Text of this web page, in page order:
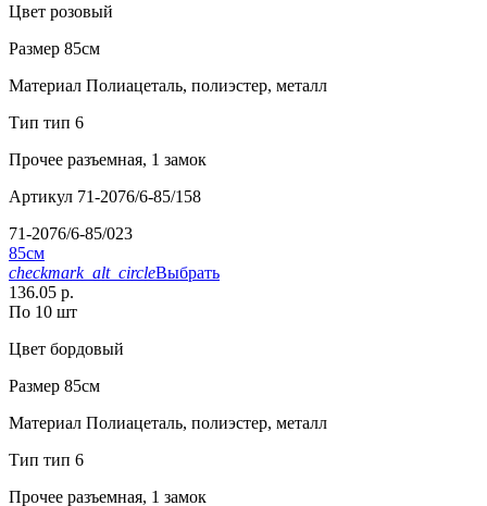
Цвет розовый
Размер 85см
Материал Полиацеталь, полиэстер, металл
Тип тип 6
Прочее разъемная, 1 замок
Артикул 71-2076/6-85/158
71-2076/6-85/023
85см
checkmark_alt_circleВыбрать
136.05 р.
По 10 шт
Цвет бордовый
Размер 85см
Материал Полиацеталь, полиэстер, металл
Тип тип 6
Прочее разъемная, 1 замок